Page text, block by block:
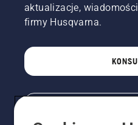
aktualizacje,
firmy Husqvarna.